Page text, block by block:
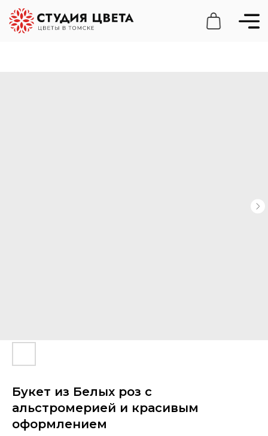
Букет из Белых роз с
альстромерией и красивым
оформлением